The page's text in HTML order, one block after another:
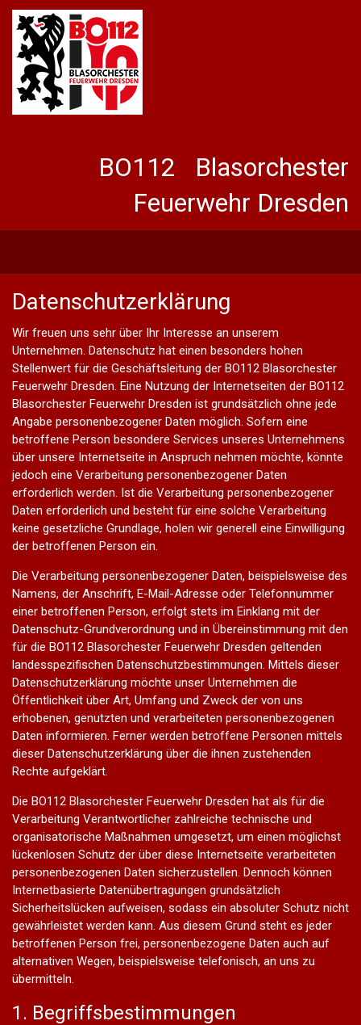
BO112 Blasorchester
Feuerwehr Dresden
Datenschutzerklärung
Wir freuen uns sehr über Ihr Interesse an unserem
Unternehmen. Datenschutz hat einen besonders hohen
Stellenwert für die Geschäftsleitung der BO112 Blasorchester
Feuerwehr Dresden. Eine Nutzung der Internetseiten der BO112
Blasorchester Feuerwehr Dresden ist grundsätzlich ohne jede
Angabe personenbezogener Daten möglich. Sofern eine
betroffene Person besondere Services unseres Unternehmens
über unsere Internetseite in Anspruch nehmen möchte, könnte
jedoch eine Verarbeitung personenbezogener Daten
erforderlich werden. Ist die Verarbeitung personenbezogener
Daten erforderlich und besteht für eine solche Verarbeitung
keine gesetzliche Grundlage, holen wir generell eine Einwilligung
der betroffenen Person ein.
Die Verarbeitung personenbezogener Daten, beispielsweise des
Namens, der Anschrift, E-Mail-Adresse oder Telefonnummer
einer betroffenen Person, erfolgt stets im Einklang mit der
Datenschutz-Grundverordnung und in Übereinstimmung mit den
für die BO112 Blasorchester Feuerwehr Dresden geltenden
landesspezifischen Datenschutzbestimmungen. Mittels dieser
Datenschutzerklärung möchte unser Unternehmen die
Öffentlichkeit über Art, Umfang und Zweck der von uns
erhobenen, genutzten und verarbeiteten personenbezogenen
Daten informieren. Ferner werden betroffene Personen mittels
dieser Datenschutzerklärung über die ihnen zustehenden
Rechte aufgeklärt.
Die BO112 Blasorchester Feuerwehr Dresden hat als für die
Verarbeitung Verantwortlicher zahlreiche technische und
organisatorische Maßnahmen umgesetzt, um einen möglichst
lückenlosen Schutz der über diese Internetseite verarbeiteten
personenbezogenen Daten sicherzustellen. Dennoch können
Internetbasierte Datenübertragungen grundsätzlich
Sicherheitslücken aufweisen, sodass ein absoluter Schutz nicht
gewährleistet werden kann. Aus diesem Grund steht es jeder
betroffenen Person frei, personenbezogene Daten auch auf
alternativen Wegen, beispielsweise telefonisch, an uns zu
übermitteln.
1. Begriffsbestimmungen